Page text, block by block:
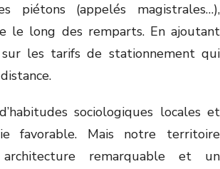
piétons (appelés magistrales…),
le long des remparts. En ajoutant
les tarifs de stationnement qui
sociologiques locales et
favorable. Mais notre territoire
architecture remarquable et un